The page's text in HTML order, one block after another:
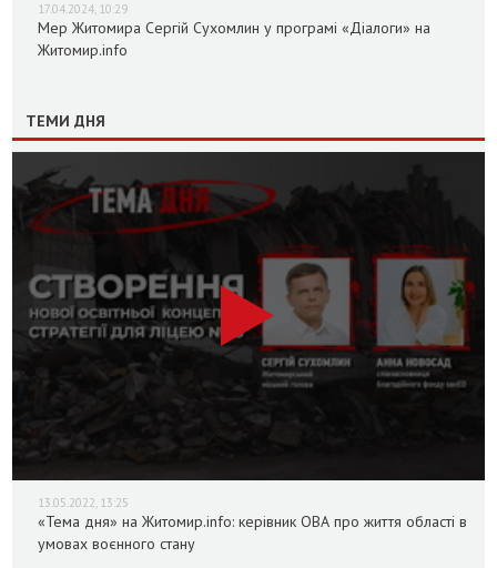
17.04.2024, 10:29
Мер Житомира Сергій Сухомлин у програмі «Діалоги» на
Житомир.info
ТЕМИ ДНЯ
13.05.2022, 13:25
«Тема дня» на Житомир.info: керівник ОВА про життя області в
умовах воєнного стану